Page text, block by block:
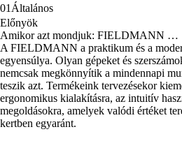
01 Általános
Előnyök
Amikor azt mondjuk: FIELDMANN …
A FIELDMANN a praktikum és a
egyensúlya. Olyan gépeket és
nemcsak megkönnyítik a mindennapi
teszik azt. Termékeink tervezésekor
ergonomikus kialakításra, az intuitív
megoldásokra, amelyek valódi értéket
kertben egyaránt.